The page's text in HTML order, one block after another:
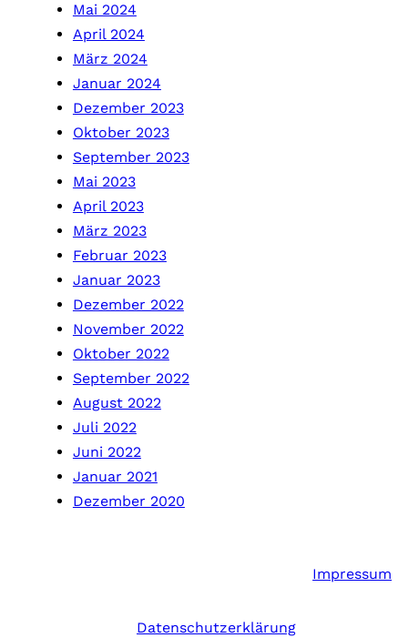
Mai 2024
April 2024
März 2024
Januar 2024
Dezember 2023
Oktober 2023
September 2023
Mai 2023
April 2023
März 2023
Februar 2023
Januar 2023
Dezember 2022
November 2022
Oktober 2022
September 2022
August 2022
Juli 2022
Juni 2022
Januar 2021
Dezember 2020
Impressum
Datenschutzerklärung